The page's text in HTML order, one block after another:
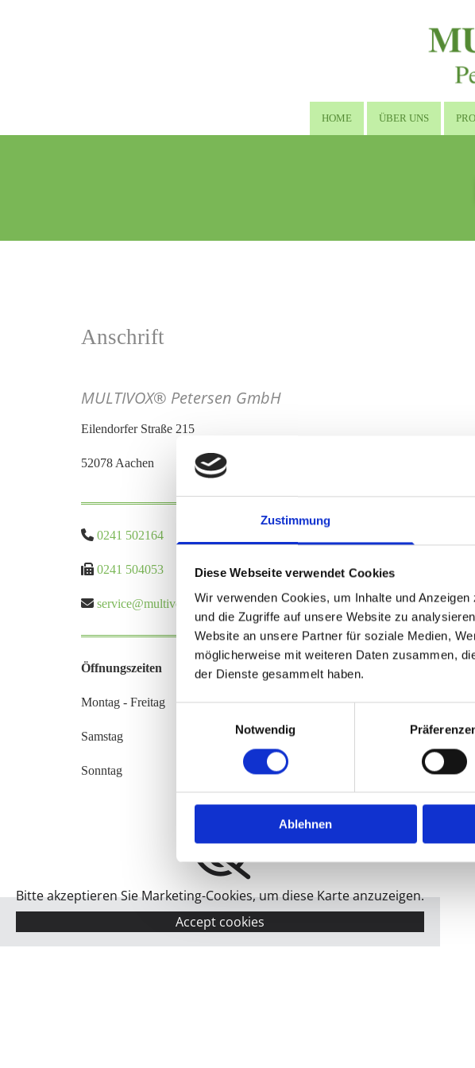
Zustimmung
Diese Webseite verwendet Cookies
Wir verwenden Cookies, um Inhalte und
und die Zugriffe auf unsere Website zu
Website an unsere Partner für soziale Medien,
möglicherweise mit weiteren Daten zusammen,
der Dienste gesammelt haben.
Notwendig
Ablehnen
HOME ÜBER UNS
Anschrift
MULTIVOX® Petersen GmbH
Ei­len­dor­fer Stra­ße 215
52078 Aa­chen
 0241 502164
 0241 504053
 ser­vice@​multivox.​de
Öffnungszeiten
Montag - Freitag 08:00 - 17:00
Samstag 08:00 - 13:00
Sonntag Geschlossen
Bitte akzeptieren Sie Marketing-Cookies, um diese Karte anzuzeigen.
Accept cookies